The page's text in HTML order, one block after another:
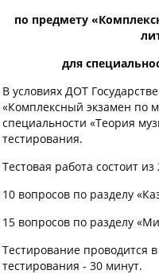
по предмету
для
В условиях ДОТ
«Комплексный экзамен по
специальности «Теория
тестирования.
Тестовая работа состоит
10 вопросов по разделу
15 вопросов по разделу
Тестирование проводится
тестирования - 30 минут.